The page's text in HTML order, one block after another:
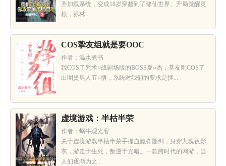
齐加载系统，变成18岁穿越到了修仙世界。开局觉醒灵
根，苏林...
COS挚友组就是要OOC
作者：温水煮书
我COS了咒术○战剧场版的BOSS夏○杰，基友则COS了
出圈烫男人五○悟，系统对我们的要求是拯...
虚境游戏：半枯半荣
作者：蜗牛观光客
关于虚境游戏半枯半荣手提血魔脊髓剑，身穿九魂夜影
衣，游走于生死，叛逆于光暗。一款跨时代的网游，当
人们逐渐为之...